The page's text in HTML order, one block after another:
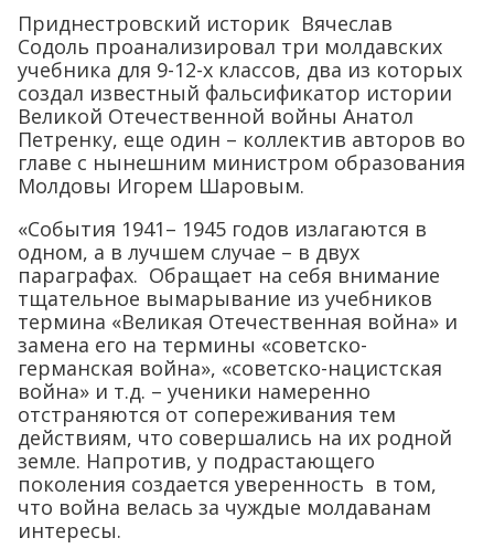
Приднестровский историк Вячеслав
Содоль проанализировал три молдавских
учебника для 9-12-х классов, два из которых
создал известный фальсификатор истории
Великой Отечественной войны Анатол
Петренку, еще один – коллектив авторов во
главе с нынешним министром образования
Молдовы Игорем Шаровым.
«События 1941– 1945 годов излагаются в
одном, а в лучшем случае – в двух
параграфах. Обращает на себя внимание
тщательное вымарывание из учебников
термина «Великая Отечественная война» и
замена его на термины «советско-
германская война», «советско-нацистская
война» и т.д. – ученики намеренно
отстраняются от сопереживания тем
действиям, что совершались на их родной
земле. Напротив, у подрастающего
поколения создается уверенность в том,
что война велась за чуждые молдаванам
интересы.